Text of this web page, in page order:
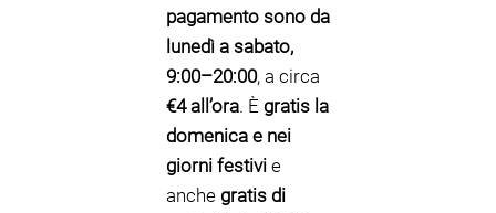
pagamento sono da
lunedì a sabato,
9:00–20:00, a circa
€4 all’ora. È gratis la
domenica e nei
giorni festivi e
anche gratis di